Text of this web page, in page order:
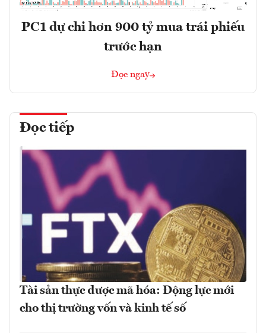
PC1 dự chi hơn 900 tỷ mua trái phiếu
trước hạn
Đọc ngay
Đọc tiếp
Tài sản thực được mã hóa: Động lực mới
cho thị trường vốn và kinh tế số